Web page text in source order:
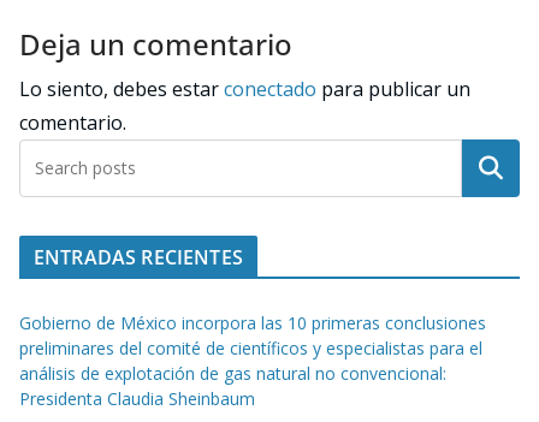
Deja un comentario
Lo siento, debes estarconectado para publicar un
comentario.
Buscar
ENTRADAS RECIENTES
Gobierno de México incorpora las 10 primeras conclusiones
preliminares del comité de científicos y especialistas para el
análisis de explotación de gas natural no convencional:
Presidenta Claudia Sheinbaum